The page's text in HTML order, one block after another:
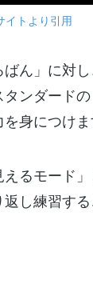
イトより引用
ん」に対
ンダード
身につけま
るモード
返し練習す